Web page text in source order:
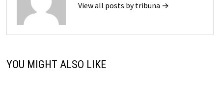
View all posts by tribuna →
YOU MIGHT ALSO LIKE